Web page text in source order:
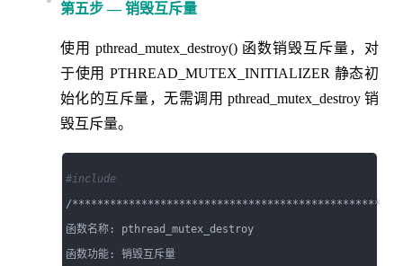
第五步 — 销毁互斥量
使用 pthread_mutex_destroy() 函数销毁互斥量，对
于使用 PTHREAD_MUTEX_INITIALIZER 静态初
始化的互斥量，无需调用 pthread_mutex_destroy 销
毁互斥量。
#include
/*************************************************
函数名称: pthread_mutex_destroy
函数功能: 销毁互斥量